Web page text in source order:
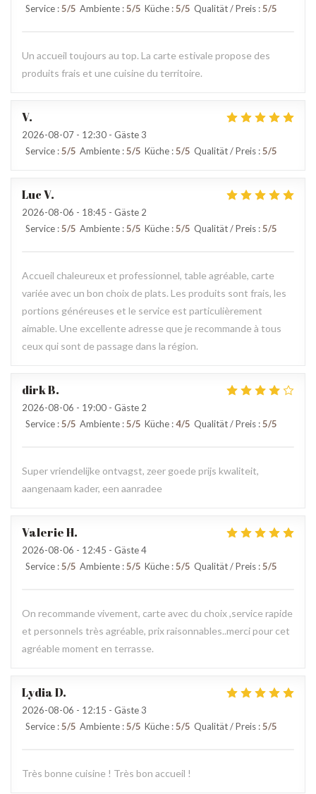
Service :5/5 Ambiente :5/5 Küche :5/5 Qualität / Preis :5/5
Un accueil toujours au top. La carte estivale propose des
produits frais et une cuisine du territoire.
V
2026-08-07 - 12:30 - Gäste 3
Service :5/5 Ambiente :5/5 Küche :5/5 Qualität / Preis :5/5
LucV
2026-08-06 - 18:45 - Gäste 2
Service :5/5 Ambiente :5/5 Küche :5/5 Qualität / Preis :5/5
Accueil chaleureux et professionnel, table agréable, carte
variée avec un bon choix de plats. Les produits sont frais, les
portions généreuses et le service est particulièrement
aimable. Une excellente adresse que je recommande à tous
ceux qui sont de passage dans la région.
dirkB
2026-08-06 - 19:00 - Gäste 2
Service :5/5 Ambiente :5/5 Küche :4/5 Qualität / Preis :5/5
Super vriendelijke ontvagst, zeer goede prijs kwaliteit,
aangenaam kader, een aanradee
ValerieH
2026-08-06 - 12:45 - Gäste 4
Service :5/5 Ambiente :5/5 Küche :5/5 Qualität / Preis :5/5
On recommande vivement, carte avec du choix ,service rapide
et personnels très agréable, prix raisonnables..merci pour cet
agréable moment en terrasse.
LydiaD
2026-08-06 - 12:15 - Gäste 3
Service :5/5 Ambiente :5/5 Küche :5/5 Qualität / Preis :5/5
Très bonne cuisine ! Très bon accueil !